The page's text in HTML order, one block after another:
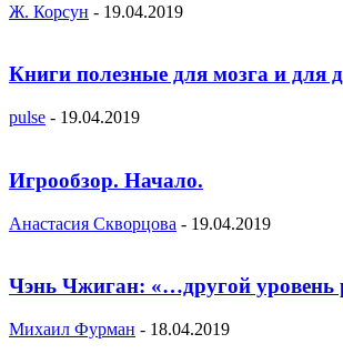
Ж. Корсун - 19.04.2019
Книги полезные для мозга и для
pulse - 19.04.2019
Игрообзор. Начало.
Анастасия Скворцова - 19.04.2019
Чэнь Чжиган: «…другой уровень
Михаил Фурман - 18.04.2019